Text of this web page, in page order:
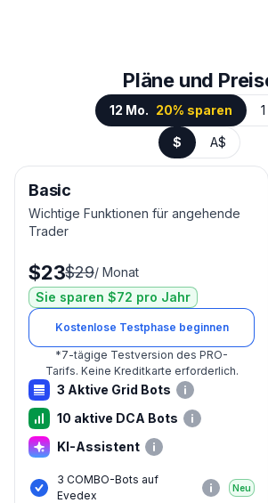
Pläne und
12 Mo. 20% sparen
$ A$
Basic
Wichtige Funktionen für angehende
Trader
$23$29/ Monat
Sie sparen $72 pro Jahr
Kostenlose Testphase beginnen
*7-tägige Testversion des PRO-
Tarifs. Keine Kreditkarte erforderlich.
3 Aktive Grid Bots
10 aktive DCA Bots
KI-Assistent
3 COMBO-Bots auf
Evedex
Neu